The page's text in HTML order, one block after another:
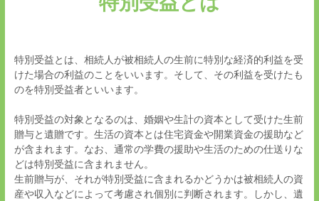
特別受益とは、相続人が被相続人の生前に特別な経済的利益を受
けた場合の利益のことをいいます。そして、その利益を受けたも
のを特別受益者といいます。
特別受益の対象となるのは、婚姻や生計の資本として受けた生前
贈与と遺贈です。生活の資本とは住宅資金や開業資金の援助など
が含まれます。なお、通常の学費の援助や生活のための仕送りな
どは特別受益に含まれません。
生前贈与が、それが特別受益に含まれるかどうかは被相続人の資
産や収入などによって考慮され個別に判断されます。しかし、遺